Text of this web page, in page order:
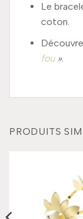
Le
coton.
fou».
PRODUITS